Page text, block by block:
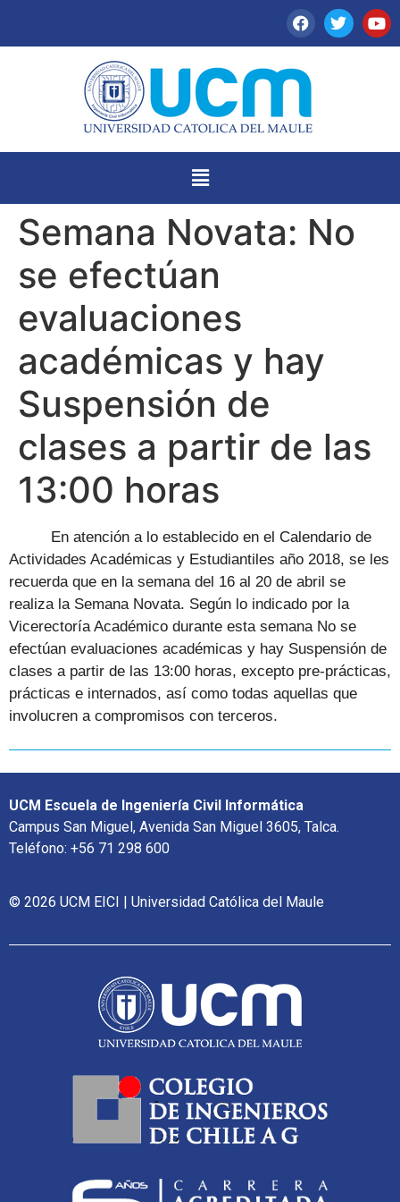
Semana Novata: No
se efectúan
evaluaciones
académicas y hay
Suspensión de
clases a partir de las
13:00 horas
En atención a lo establecido en el Calendario de
Actividades Académicas y Estudiantiles año 2018, se les
recuerda que en la semana del 16 al 20 de abril se
realiza la Semana Novata. Según lo indicado por la
Vicerectoría Académico durante esta semana No se
efectúan evaluaciones académicas y hay Suspensión de
clases a partir de las 13:00 horas, excepto pre-prácticas,
prácticas e internados, así como todas aquellas que
involucren a compromisos con terceros.
UCM Escuela de Ingeniería Civil Informática
Campus San Miguel, Avenida San Miguel 3605, Talca.
Teléfono: +56 71 298 600
© 2026 UCM EICI | Universidad Católica del Maule